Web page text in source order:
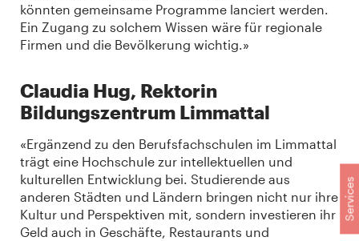
Services
könnten gemeinsame Programme lanciert werden.
Ein Zugang zu solchem Wissen wäre für regionale
Firmen und die Bevölkerung wichtig.»
Claudia Hug, Rektorin
Bildungszentrum Limmattal
«Ergänzend zu den Berufsfachschulen im Limmattal
trägt eine Hochschule zur intellektuellen und
kulturellen Entwicklung bei. Studierende aus
anderen Städten und Ländern bringen nicht nur ihre
Kultur und Perspektiven mit, sondern investieren ihr
Geld auch in Geschäfte, Restaurants und